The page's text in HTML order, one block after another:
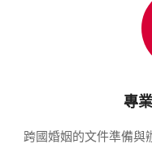
專
跨國婚姻的文件準備與